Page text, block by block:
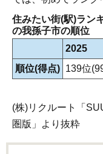
住みたい街(駅)ラン
の我孫子市の順位
2025
順位(得点) 139位
(株)リクルート「
圏版」より抜粋